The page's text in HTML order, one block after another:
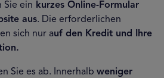
Sie ein kurzes Online-Formular
aus. Die erforderlichen
sich nur auf den Kredit und Ihre
Sie es ab. Innerhalb weniger